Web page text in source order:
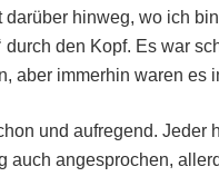
hinweg, wo ich
durch den Kopf. Es war
aber immerhin waren es
und aufregend. Jeder
auch angesprochen,